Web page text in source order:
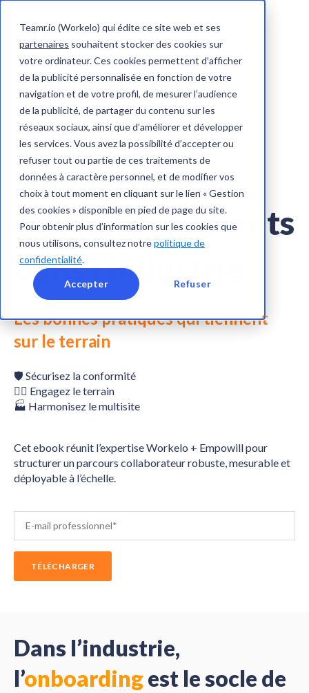
Teamr.io (Workelo) qui édite ce site web et ses
partenaires souhaitent stocker des cookies sur
votre ordinateur. Ces cookies permettent d’afficher
de la publicité personnalisée en fonction de votre
navigation et de votre profil, de mesurer l’audience
de la publicité, de partager du contenu sur les
réseaux sociaux, ainsi que d’améliorer et développer
les services. Vous avez la possibilité d’accepter ou
refuser tout ou partie de ces traitements de
données à caractère personnel, et de modifier vos
choix à tout moment en cliquant sur le lien « Gestion
des cookies » disponible en pied de page du site.
Pour obtenir plus d’information sur les cookies que
nous utilisons, consultez notrepolitique de
confidentialité.
Accepter Refuser
EBOOK
Onboarding &
gestion des talents
dans l’industrie
Les bonnes pratiques qui tiennent
sur le terrain
🛡️ Sécurisez la conformité
👷‍♂️ Engagez le terrain
🏭 Harmonisez le multisite
Cet ebook réunit l’expertise Workelo + Empowill pour
structurer un parcours collaborateur robuste, mesurable et
déployable à l’échelle.
Dans l’industrie,
l’onboardingest le socle de